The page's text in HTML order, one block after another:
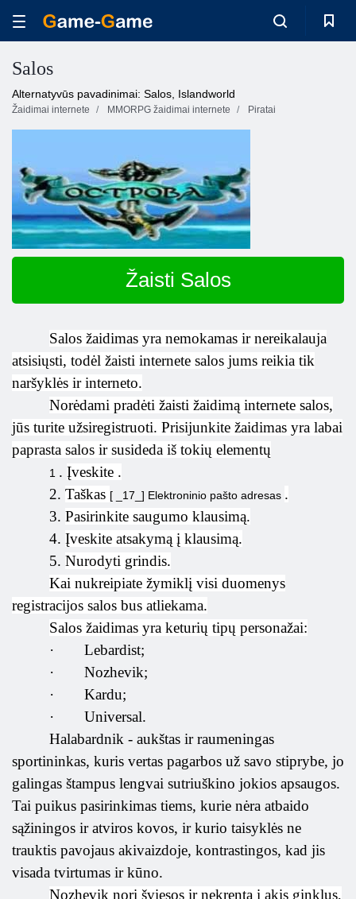
Salos
Alternatyvūs pavadinimai: Salos, Islandworld
Žaidimai internete MMORPG žaidimai internete Piratai
Žaisti Salos
Salos žaidimas yra nemokamas ir nereikalauja
atsisiųsti, todėl žaisti internete salos jums reikia tik
naršyklės ir interneto.
Norėdami pradėti žaisti žaidimą internete salos,
jūs turite užsiregistruoti. Prisijunkite žaidimas yra labai
paprasta salos ir susideda iš tokių elementų
1 .Įveskite .
2.Taškas [ _17_] Elektroninio pašto adresas .
3.Pasirinkite saugumo klausimą.
4.Įveskite atsakymą į klausimą.
5.Nurodyti grindis.
Kai nukreipiate žymiklį visi duomenys
registracijos salos bus atliekama.
Salos žaidimas yra keturių tipų personažai:
·
Lebardist;
·
Nozhevik;
·
Kardu;
·
Universal.
Halabardnik - aukštas ir raumeningas
sportininkas, kuris vertas pagarbos už savo stiprybe, jo
galingas štampus lengvai sutriuškino jokios apsaugos.
Tai puikus pasirinkimas tiems, kurie nėra atbaido
sąžiningos ir atviros kovos, ir kurio taisyklės ne
trauktis pavojaus akivaizdoje, kontrastingos, kad jis
visada tvirtumas ir kūno.
Nozhevik nori šviesos ir nekrenta į akis ginklus,